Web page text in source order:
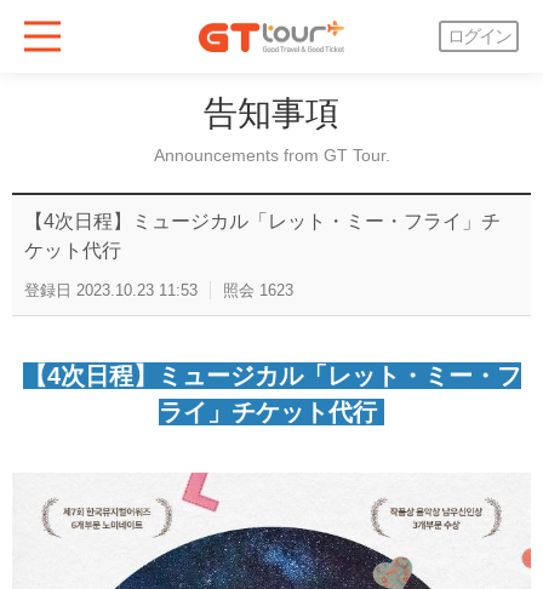
ログイン
告知事項
Announcements from GT Tour.
【4次日程】ミュージカル「レット・ミー・フライ」チ
ケット代行
登録日 2023.10.23 11:53 照会 1623
【4次日程】ミュージカル「レット・ミー・フ
ライ」チケット代行